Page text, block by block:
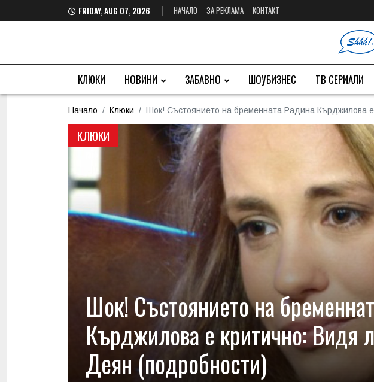
FRIDAY, AUG 07, 2026 НАЧАЛО ЗА РЕКЛАМА КОНТАКТ
КЛЮКИ НОВИНИ ЗАБАВНО ШОУБИЗНЕС ТВ СЕРИАЛИ
Начало Клюки Шок! Състоянието на бременната Радина Кърджилова
КЛЮКИ
Шок! Състоянието на
Кърджилова е критично: Видя
Деян (подробности)